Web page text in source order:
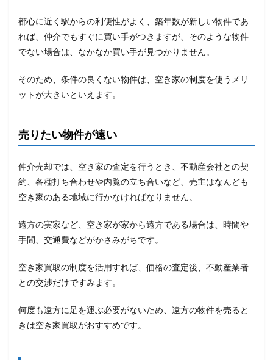
都心に近く駅からの利便性がよく、築年数が新しい物件であ
れば、仲介でもすぐに買い手がつきますが、そのような物件
でない場合は、なかなか買い手が見つかりません。
そのため、条件の良くない物件は、空き家の制度を使うメリ
ットが大きいといえます。
売りたい物件が遠い
仲介売却では、空き家の査定を行うとき、不動産会社との契
約、各種打ち合わせや内覧の立ち合いなど、売主はなんども
空き家のある地域に行かなければなりません。
遠方の実家など、空き家が家から遠方である場合は、時間や
手間、交通費などがかさみがちです。
空き家買取の制度を活用すれば、価格の査定後、不動産業者
との交渉だけですみます。
何度も遠方に足を運ぶ必要がないため、遠方の物件を売ると
きは空き家買取がおすすめです。